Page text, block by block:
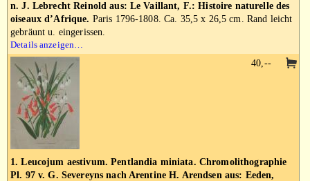
n. J. Lebrecht Reinold aus: Le Vaillant, F.: Histoire naturelle des
oiseaux d’Afrique. Paris 1796-1808. Ca. 35,5 x 26,5 cm. Rand leicht
gebräunt u. eingerissen.
Details anzeigen…
1. Leucojum aestivum. Pentlandia miniata. Chromolithographie
Pl. 97 v. G. Severeyns nach Arentine H. Arendsen aus: Eeden,
40,--